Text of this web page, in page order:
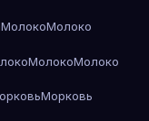
МолокоМолоко
МолокоМолоко
Морковь